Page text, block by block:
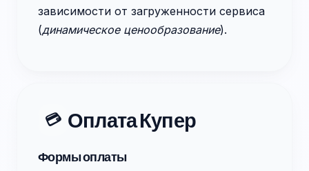
зависимости от загруженности сервиса
(динамическое ценообразование).
💳 Оплата Купер
Формы оплаты